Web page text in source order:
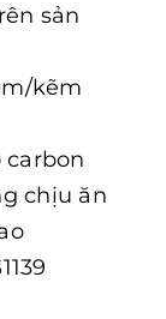
sản
kẽm
carbon
chịu ăn